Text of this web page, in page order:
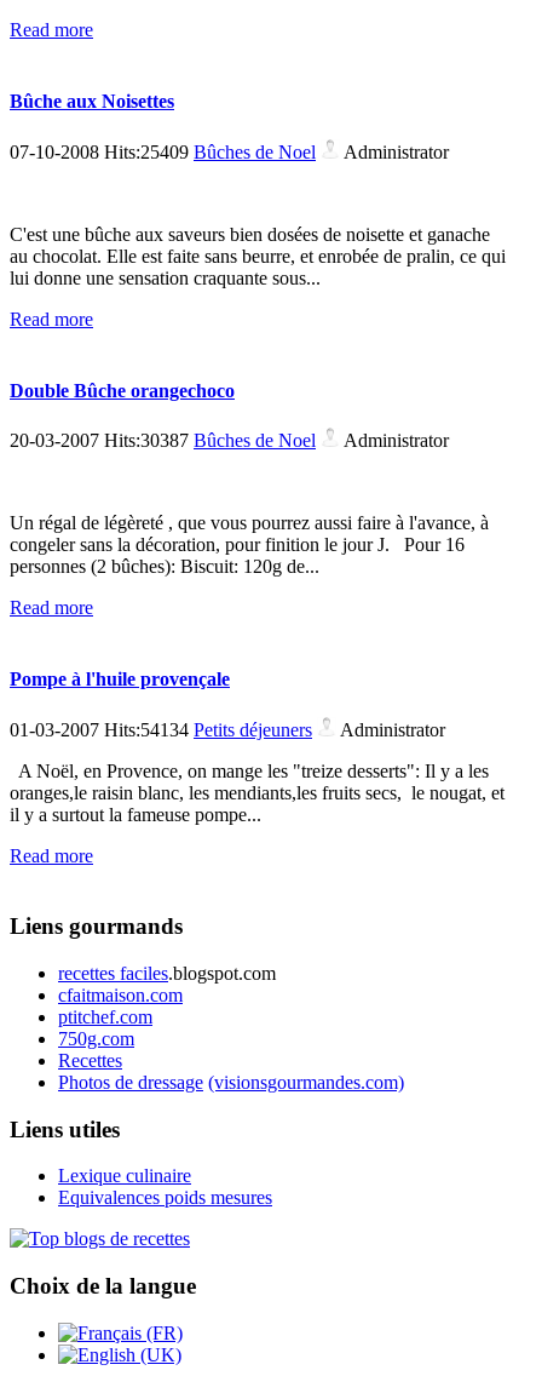
Read more
Bûche aux Noisettes
07-10-2008 Hits:25409 Bûches de Noel Administrator
C'est une bûche aux saveurs bien dosées de noisette et ganache
au chocolat. Elle est faite sans beurre, et enrobée de pralin, ce qui
lui donne une sensation craquante sous...
Read more
Double Bûche orangechoco
20-03-2007 Hits:30387 Bûches de Noel Administrator
Un régal de légèreté , que vous pourrez aussi faire à l'avance, à
congeler sans la décoration, pour finition le jour J. Pour 16
personnes (2 bûches): Biscuit: 120g de...
Read more
Pompe à l'huile provençale
01-03-2007 Hits:54134 Petits déjeuners
Administrator
A Noël, en Provence, on mange les "treize desserts": Il y a les
oranges,le raisin blanc, les mendiants,les fruits secs, le nougat, et
il y a surtout la fameuse pompe...
Read more
Liens gourmands
recettes faciles.blogspot.com
cfaitmaison.com
ptitchef.com
750g.com
Recettes
Photos de dressage (visionsgourmandes.com)
Liens utiles
Lexique culinaire
Equivalences poids mesures
Choix de la langue